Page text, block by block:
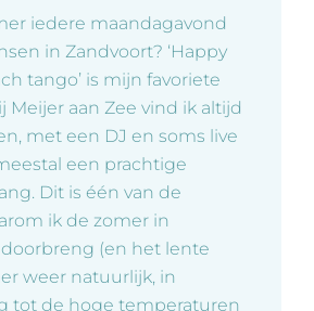
iedere maandagavond
in Zandvoort? ‘Happy
tango’ is mijn favoriete
Meijer aan Zee vind ik altijd
met een DJ en soms live
een prachtige
Dit is één van de
ik de zomer in
(en het lente
weer natuurlijk, in
tot de hoge temperaturen